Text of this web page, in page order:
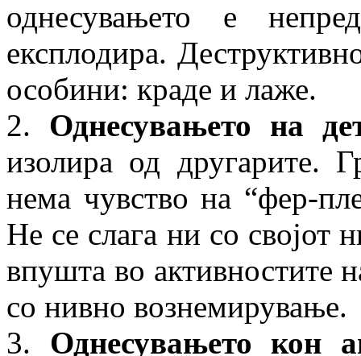
однесувањето е
експлодира.
особини: краде и лаже.
2. Однесувањето на
изолира од другарите.
нема чувство на “фер-
Не се слага ни со својот
впушта во активностите
со нивно вознемирување.
3. Однесувањето кон